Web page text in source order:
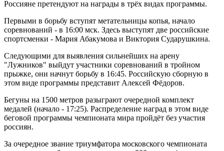
Россияне претендуют на награды в трёх видах программы.
Первыми в борьбу вступят метательницы копья, начало
соревнований - в 16:00 мск. Здесь выступят две российские
спортсменки - Мария Абакумова и Виктория Сударушкина.
Следующими для выявления сильнейших на арену
"Лужников" выйдут участники соревнований в тройном
прыжке, они начнут борьбу в 16:45. Российскую сборную в
этом виде программы представит Алексей Фёдоров.
Бегуны на 1500 метров разыграют очередной комплект
медалей (начало - 17:25). Распределение наград в этом виде
беговой программы чемпионата мира пройдёт без участия
россиян.
За очередное звание триумфатора московского чемпионата